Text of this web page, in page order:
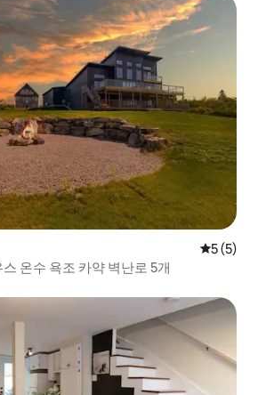
평점 5점
5 (5)
온수 욕조 카약 벽난로 5개